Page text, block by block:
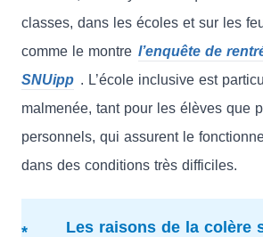
classes, dans les écoles et sur les
comme le montre l’enquête de
SNUipp . L’école inclusive est
malmenée, tant pour les élèves que
personnels, qui assurent le
dans des conditions très difficiles.
Les raisons de la colère